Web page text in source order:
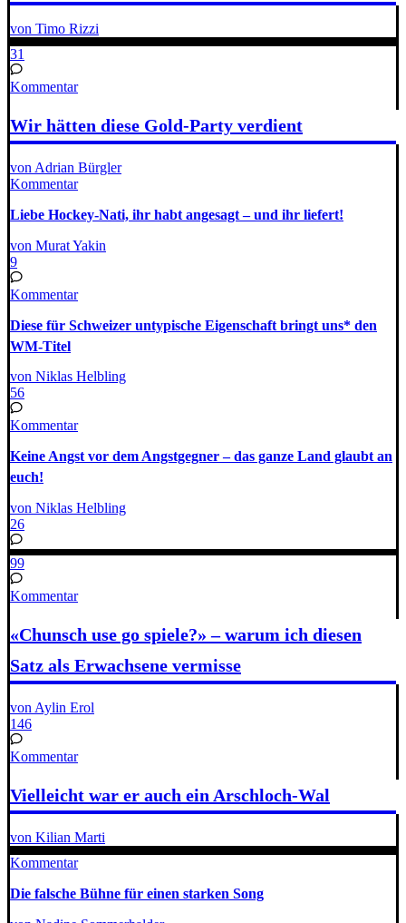
von Timo Rizzi
31
Kommentar
Wir hätten diese Gold-Party verdient
von Adrian Bürgler
Kommentar
Liebe Hockey-Nati, ihr habt angesagt – und ihr liefert!
von Murat Yakin
9
Kommentar
Diese für Schweizer untypische Eigenschaft bringt uns* den
WM-Titel
von Niklas Helbling
56
Kommentar
Keine Angst vor dem Angstgegner – das ganze Land glaubt an
euch!
von Niklas Helbling
26
99
Kommentar
«Chunsch use go spiele?» – warum ich diesen
Satz als Erwachsene vermisse
von Aylin Erol
146
Kommentar
Vielleicht war er auch ein Arschloch-Wal
von Kilian Marti
Kommentar
Die falsche Bühne für einen starken Song